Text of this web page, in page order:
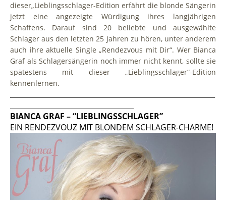
dieser„Lieblingsschlager-Edition erfährt die blonde Sängerin
jetzt eine angezeigte Würdigung ihres langjährigen
Schaffens. Darauf sind 20 beliebte und ausgewählte
Schlager aus den letzten 25 Jahren zu hören, unter anderem
auch ihre aktuelle Single „Rendezvous mit Dir“. Wer Bianca
Graf als Schlagersängerin noch immer nicht kennt, sollte sie
spätestens mit dieser „Lieblingsschlager“-Edition
kennenlernen.
BIANCA GRAF – “LIEBLINGSSCHLAGER”
EIN RENDEZVOUZ MIT BLONDEM SCHLAGER-CHARME!